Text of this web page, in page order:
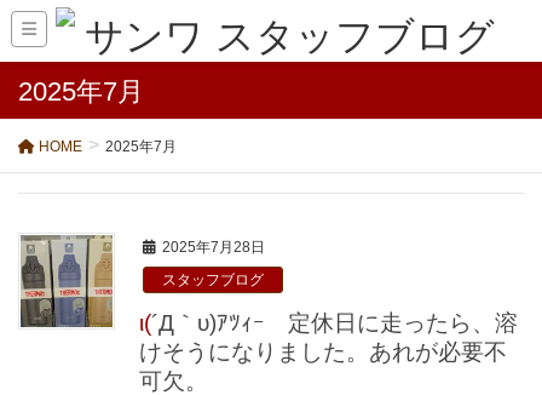
2025年7月
HOME 2025年7月
2025年7月28日
スタッフブログ
ι(´Д｀υ)ｱﾂｨｰ 定休日に走ったら、溶
けそうになりました。あれが必要不
可欠。